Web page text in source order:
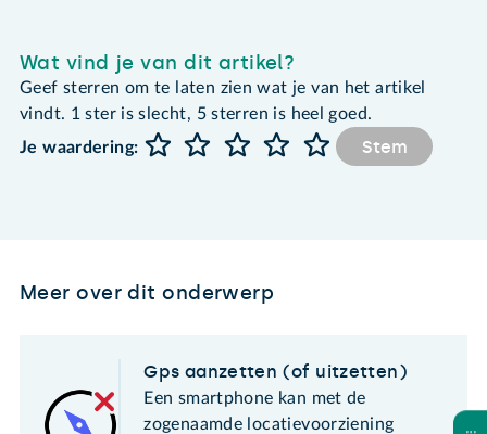
Wat vind je van dit artikel?
Geef sterren om te laten zien wat je van het artikel
vindt. 1 ster is slecht, 5 sterren is heel goed.
Je waardering:
Stem
Meer over dit onderwerp
Gps aanzetten (of uitzetten)
Een smartphone kan met de
zogenaamde locatievoorziening